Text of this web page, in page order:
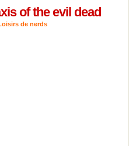
of the evil dead
de nerds